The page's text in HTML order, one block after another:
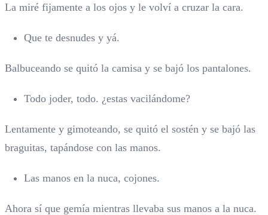
La miré fijamente a los ojos y le volví a cruzar la cara.
Que te desnudes y yá.
Balbuceando se quitó la camisa y se bajó los pantalones.
Todo joder, todo. ¿estas vacilándome?
Lentamente y gimoteando, se quitó el sostén y se bajó las
braguitas, tapándose con las manos.
Las manos en la nuca, cojones.
Ahora sí que gemía mientras llevaba sus manos a la nuca.